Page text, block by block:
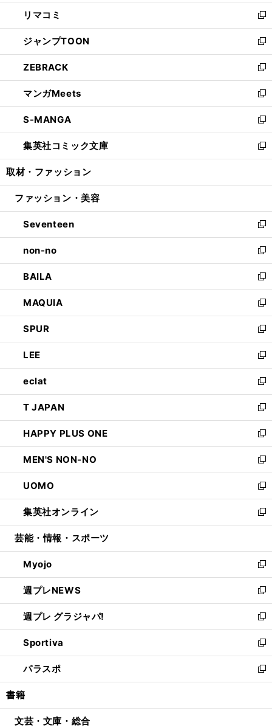
ウ
で
開
く
ン
ド
ウ
で
開
く
ウ
ィ
ン
ド
ウ
で
開
く
し
い
ウ
ィ
ン
ド
ウ
で
開
く
リマコミ
新
し
い
ウ
ィ
ン
ド
ウ
で
開
く
ジャンプTOON
新
し
い
ウ
ィ
ン
ド
ウ
で
開
ZEBRACK
新
し
い
ウ
ィ
ン
ド
ウ
開
マンガMeets
新
し
い
ウ
ィ
ン
ウ
開
く
S-MANGA
新
し
い
ウ
ン
ウ
で
開
く
集英社コミック文庫
新
し
ウ
ン
ド
ウ
で
開
く
取材・ファッション
ファッション・美容
Seventeen
新
し
い
ウ
ィ
ン
ド
ウ
で
開
く
non-no
新
し
い
ウ
ィ
ン
ド
ウ
で
開
く
BAILA
新
し
い
ウ
ィ
ン
ド
ウ
で
開
く
MAQUIA
新
し
い
ウ
ィ
ン
ド
ウ
で
開
く
SPUR
新
し
い
ウ
ィ
ン
ド
ウ
で
開
く
LEE
新
し
い
ウ
ィ
ン
ド
ウ
で
開
く
eclat
新
し
い
ウ
ィ
ン
ド
ウ
で
開
く
T JAPAN
新
し
い
ウ
ィ
ン
ド
ウ
で
開
HAPPY PLUS ONE
新
し
い
ウ
ィ
ン
ド
ウ
開
く
MEN'S NON-NO
新
し
い
ウ
ィ
ン
ウ
で
開
く
UOMO
新
し
い
ウ
ン
ド
ウ
で
開
く
集英社オンライン
新
し
ウ
ィ
ン
ド
ウ
で
開
く
芸能・情報・スポーツ
Myojo
新
し
い
ウ
ィ
ン
ド
ウ
で
開
週プレNEWS
新
し
い
ウ
ィ
ン
ド
ウ
開
週プレ グラジャパ!
新
し
い
ウ
ィ
ン
ウ
Sportiva
新
し
い
ウ
ン
パラスポ
新
し
ウ
書籍
文芸・文庫・総合